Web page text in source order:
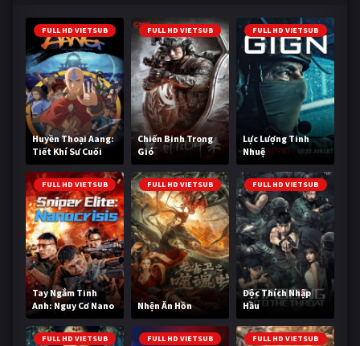
FULL HD VIETSUB
Huyền Thoại Aang:
Tiết Khí Sư Cuối
Cùng
FULL HD VIETSUB
Chiến Binh Trong
Gió
FULL HD VIETSUB
Lực Lượng Tinh
Nhuệ
FULL HD VIETSUB
Tay Ngắm Tinh
Anh: Nguy Cơ Nano
FULL HD VIETSUB
Nhện Ăn Hồn
FULL HD VIETSUB
Độc Thích Nhập
Hầu
FULL HD VIETSUB FULL HD VIETSUB FULL HD VIETSUB